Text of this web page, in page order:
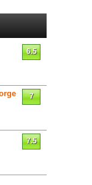
6.5
7
7.5